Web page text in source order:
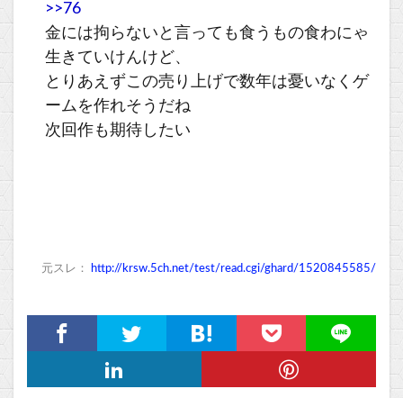
>>76
金には拘らないと言っても食うもの食わにゃ
生きていけんけど、
とりあえずこの売り上げで数年は憂いなくゲ
ームを作れそうだね
次回作も期待したい
元スレ： http://krsw.5ch.net/test/read.cgi/ghard/1520845585/